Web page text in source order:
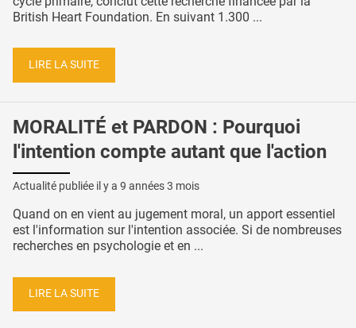
British Heart Foundation. En suivant 1.300 ...
LIRE LA SUITE
MORALITÉ et PARDON : Pourquoi
l'intention compte autant que l'action
Actualité publiée il y a 9 années 3 mois
Quand on en vient au jugement moral, un apport essentiel
est l'information sur l'intention associée. Si de nombreuses
recherches en psychologie et en ...
LIRE LA SUITE